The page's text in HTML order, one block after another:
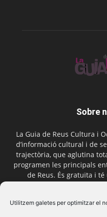
Utilitzem galetes per optimitzar el
Sobre
La Guia de Reus Cultura i
d’informació cultural i de
trajectòria, que aglutina
programen les principals
de Reus. És gratuïta i